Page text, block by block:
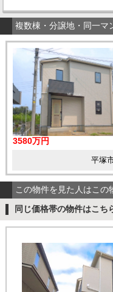
複数棟・分譲地・同一マ
3580万円
平塚
この物件を見た人はこの
同じ価格帯の物件はこち